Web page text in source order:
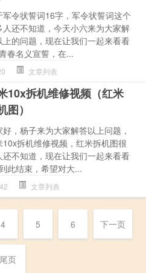
军令状誓词16字，军令状誓词这个
人还不知道，今天小六来为大家解
上的问题，现在让我们一起来看看
春名义宣誓，在...
文章列表
10x拆机维修视频（红米
图）
好，杨子来为大家解答以上问题，
10x拆机维修视频，红米拆机图很
还不知道，现在让我们一起来看看
此结束，希望对大...
文章列表
4 5 6 下一页
尾页